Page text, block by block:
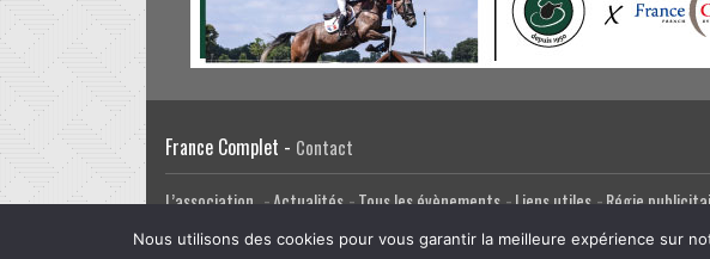
France Complet - Contact
FacebookTwitter Email Google Plus
L’association Actualités Tous les évènements Liens utiles Régie
CRÉATION DU SITE INTERNET
Nous utilisons des cookies pour vous garantir la meilleure expérience sur